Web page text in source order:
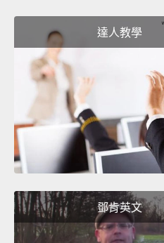
your digestive track with
，真菌和細菌會在食物中肆虐
微生物不友善的環境。好比說
物存活所需的酵素。而有些種
千年來，人們利用生成乳酸的
質的蔬菜和牛奶變成能存放更
充滿好菌。
are also acids:
達人教學
鄧肯英文